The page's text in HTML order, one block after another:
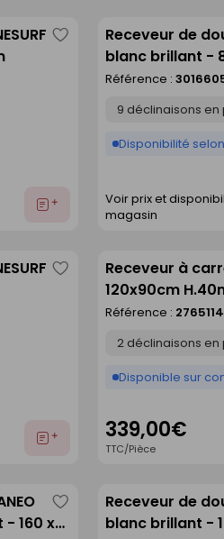
Ajouter
Enregistrer
comme
Receveur de
blanc brillant -
Référence :
Disponibilité
Voir prix et
magasin
Ajouter
Enregistrer
comme
Receveur à
120x90cm
Référence :
Disponible sur
339,00€
TTC/Pièce
160 x
Enregistrer
comme
Receveur de
blanc brillant -